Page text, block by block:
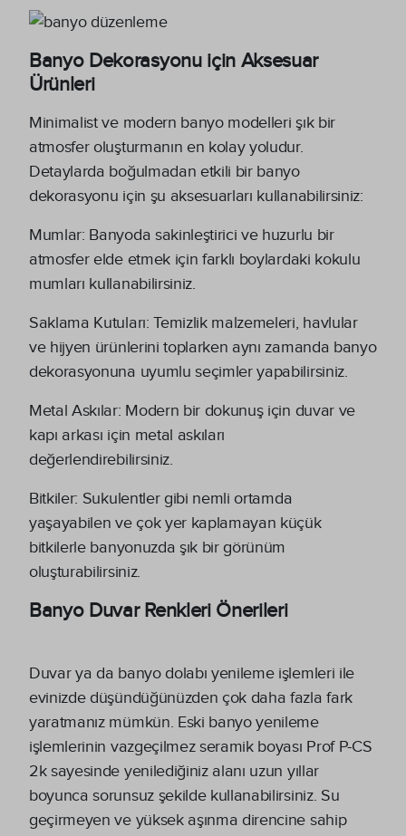
Banyo Dekorasyonu için Aksesuar
Ürünleri
Minimalist ve modern banyo modelleri şık bir
atmosfer oluşturmanın en kolay yoludur.
Detaylarda boğulmadan etkili bir banyo
dekorasyonu için şu aksesuarları kullanabilirsiniz:
Mumlar: Banyoda sakinleştirici ve huzurlu bir
atmosfer elde etmek için farklı boylardaki kokulu
mumları kullanabilirsiniz.
Saklama Kutuları: Temizlik malzemeleri, havlular
ve hijyen ürünlerini toplarken aynı zamanda banyo
dekorasyonuna uyumlu seçimler yapabilirsiniz.
Metal Askılar: Modern bir dokunuş için duvar ve
kapı arkası için metal askıları
değerlendirebilirsiniz.
Bitkiler: Sukulentler gibi nemli ortamda
yaşayabilen ve çok yer kaplamayan küçük
bitkilerle banyonuzda şık bir görünüm
oluşturabilirsiniz.
Banyo Duvar Renkleri Önerileri
Duvar ya da banyo dolabı yenileme işlemleri ile
evinizde düşündüğünüzden çok daha fazla fark
yaratmanız mümkün. Eski banyo yenileme
işlemlerinin vazgeçilmez seramik boyası Prof P-CS
2k sayesinde yenilediğiniz alanı uzun yıllar
boyunca sorunsuz şekilde kullanabilirsiniz. Su
geçirmeyen ve yüksek aşınma direncine sahip